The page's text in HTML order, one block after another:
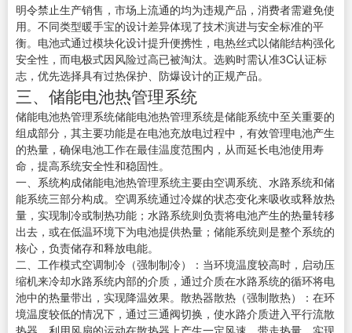
明令禁止生产销售，市场上流通的均为违规产品，消费者需避免使
用。不同类型暖手宝的设计差异体现了技术演进与安全标准的平
衡。电池式通过模块化设计提升便携性，电热丝式以储能结构强化
安全性，而电极式因风险过高已被淘汰。选购时需认准3C认证标
志，优先选择具有过热保护、防爆设计的正规产品。
三、储能电池热管理系统
储能电池热管理系统储能电池热管理系统是储能系统中至关重要的
组成部分，其主要功能是在电池充放电过程中，有效管理电池产生
的热量，确保电池工作在最佳温度范围内，从而延长电池使用寿
命，提高系统安全性和稳固性。
一、系统构成储能电池热管理系统主要由空调系统、水路系统和储
能系统三部分构成。空调系统通过冷媒的状态变化来吸收或释放热
量，实现制冷或制热功能；水路系统则负责将电池产生的热量转移
出去，或在低温环境下为电池提供热量；储能系统则是整个系统的
核心，负责储存和释放电能。
二、工作模式空调制冷（强制制冷）：当环境温度较高时，启动压
缩机来冷却水路系统内部的介质，通过介质在水路系统的循环将电
池中的热量带出，实现降温效果。散热器散热（强制散热）：在环
境温度较低的情况下，通过三通阀切换，使水路介质进入平行流散